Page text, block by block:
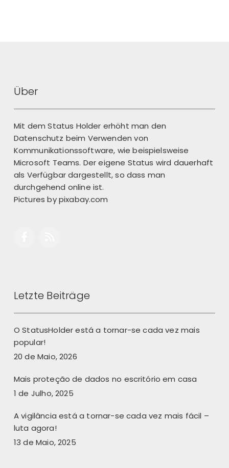
Über
Mit dem Status Holder erhöht man den
Datenschutz beim Verwenden von
Kommunikationssoftware, wie beispielsweise
Microsoft Teams. Der eigene Status wird dauerhaft
als Verfügbar dargestellt, so dass man
durchgehend online ist.
Pictures bypixabay.com
Letzte Beiträge
O StatusHolder está a tornar-se cada vez mais
popular!
20 de Maio, 2026
Mais proteção de dados no escritório em casa
1 de Julho, 2025
A vigilância está a tornar-se cada vez mais fácil –
luta agora!
13 de Maio, 2025